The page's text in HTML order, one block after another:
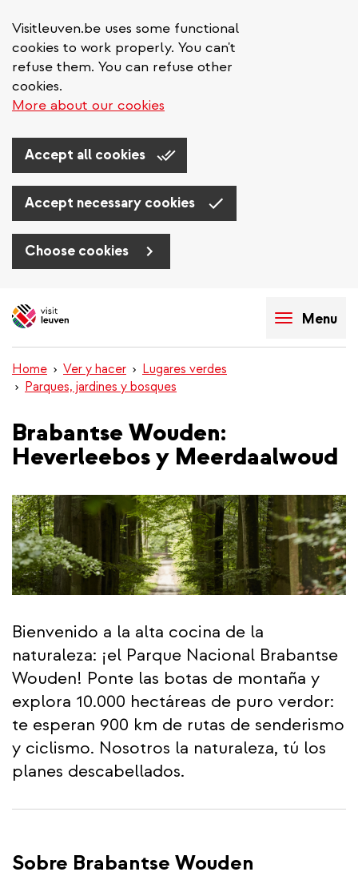
Visitleuven.be uses some functional
cookies to work properly. You can't
refuse them. You can refuse other
cookies.
More about our cookies
Accept all cookies
Accept necessary cookies
Choose cookies
to
Menu
Home Ver y hacer
Lugares verdes
Parques, jardines y bosques
Brabantse Wouden:
Heverleebos y Meerdaalwoud
Bienvenido a la alta cocina de la
naturaleza: ¡el Parque Nacional Brabantse
Wouden! Ponte las botas de montaña y
explora 10.000 hectáreas de puro verdor:
te esperan 900 km de rutas de senderismo
y ciclismo. Nosotros la naturaleza, tú los
planes descabellados.
Sobre Brabantse Wouden